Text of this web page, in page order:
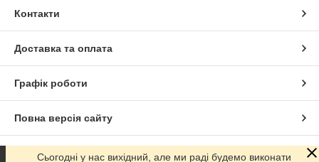
Контакти
Доставка та оплата
Графік роботи
Повна версія сайту
Сайт створено на маркетплейсі Prom.ua
Сьогодні у нас вихідний, але ми раді будемо виконати